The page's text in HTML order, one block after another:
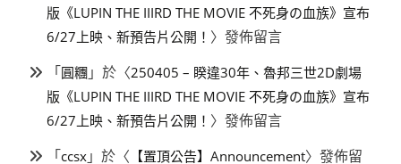
版《LUPIN THE IIIRD THE MOVIE 不死身の血族》宣布
6/27上映、新預告片公開！ 〉發佈留言
「圓糰 」於〈250405 – 睽違30年、魯邦三世2D劇場
版《LUPIN THE IIIRD THE MOVIE 不死身の血族》宣布
6/27上映、新預告片公開！ 〉發佈留言
「ccsx 」於〈 【置頂公告】Announcement〉發佈留